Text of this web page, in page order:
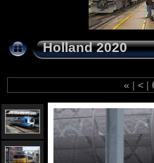
Holland 2020
« | < |